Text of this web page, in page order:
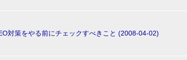
対策をやる前にチェックすべきこと (2008-04-02)